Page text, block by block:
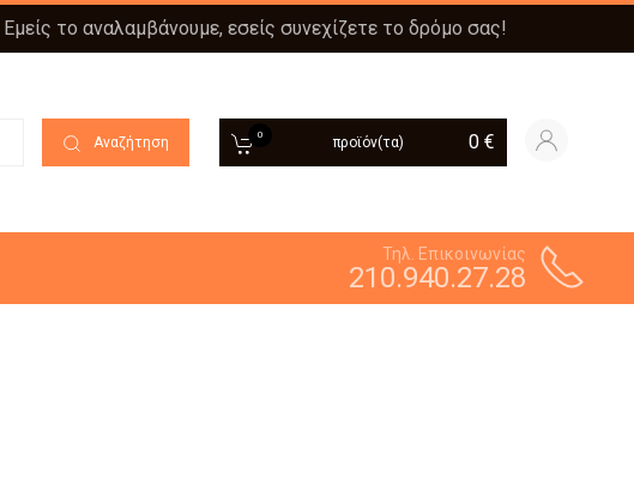
το αναλαμβάνουμε, εσείς συνεχίζετε το δρόμο σας!
Αναζήτηση 0 προϊόν(τα) 0 €
Τηλ. Επικοινωνίας
210.940.27.28